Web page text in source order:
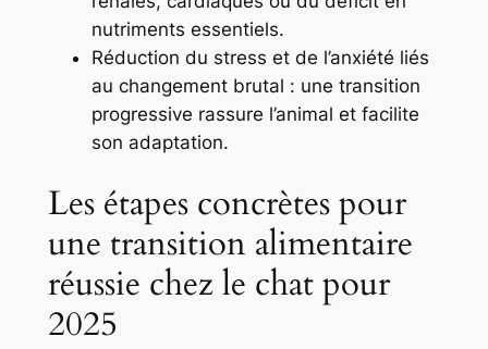
nutriments essentiels.
Réduction du stress et de l’anxiété liés
au changement brutal : une transition
progressive rassure l’animal et facilite
son adaptation.
Les étapes concrètes pour
une transition alimentaire
réussie chez le chat pour
2025